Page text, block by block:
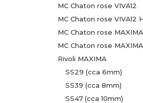
n
n
MC Chaton rose VIVA12
MC Chaton rose VIVA12
MC Chaton rose MAXIMA
MC Chaton rose
Rivoli MAXIMA
SS29 (cca 6mm)
SS39 (cca 8mm)
SS47 (cca 10mm)